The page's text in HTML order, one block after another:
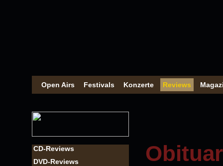
Open Airs Festivals Konzerte Reviews
CD-Reviews
DVD-Reviews